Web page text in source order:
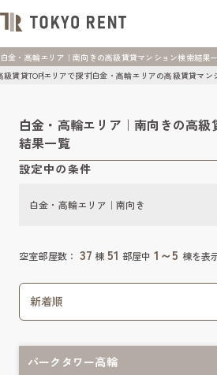
白金・高輪エリア｜南向きの高級賃貸マンション検索結果
級賃貸TOPエリアで探す白金・高輪エリアの高級賃貸マン
白金・高輪エリア｜南向きの高
結果一覧
設定中の条件
空室部屋数： 37 棟 51 部屋中 1～5 棟を表
白金・高輪エリア｜南向き
パークタワー高輪